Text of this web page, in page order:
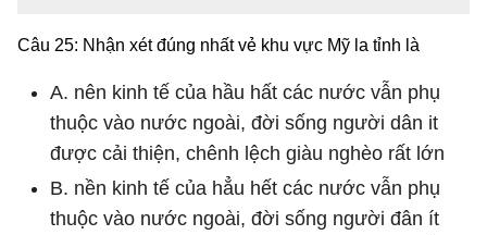
Câu 25: Nhận xét đúng nhất vẻ khu vực Mỹ la tỉnh là
A. nên kinh tế của hầu hất các nước vẫn phụ
thuộc vào nước ngoài, đời sống người dân it
được cải thiện, chênh lệch giàu nghèo rất lớn
B. nền kinh tế của hẳu hết các nước vẫn phụ
thuộc vào nước ngoài, đời sống người đân ít